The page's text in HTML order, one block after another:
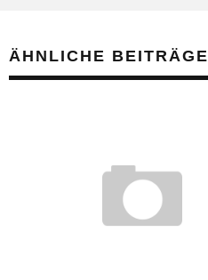
ÄHNLICHE BEITRÄGE